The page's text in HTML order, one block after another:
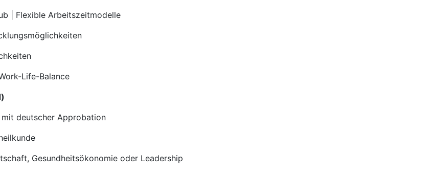
| Flexible Arbeitszeitmodelle
Life-Balance
deutscher Approbation
Gesundheitsökonomie oder Leadership